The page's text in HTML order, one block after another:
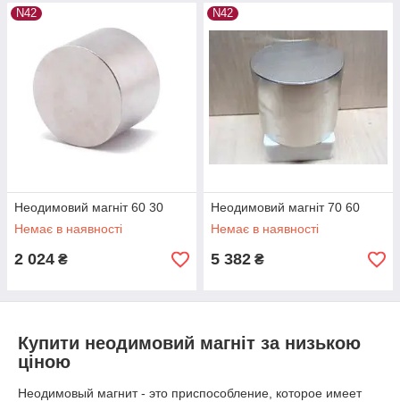
N42
Неодимовий магніт 60 30
Немає в наявності
2 024 ₴
N42
Неодимовий магніт 70 60
Немає в наявності
5 382 ₴
Купити неодимовий магніт за низькою
ціною
Неодимовый магнит - это приспособление, которое имеет